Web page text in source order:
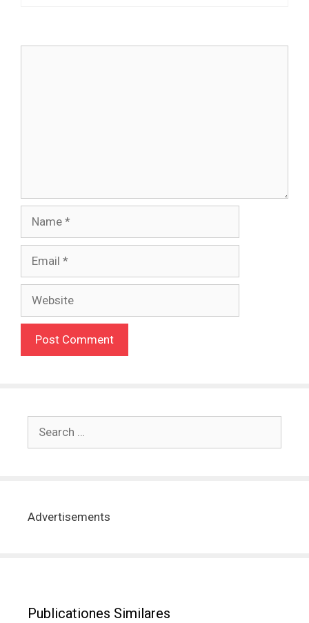
Advertisements
Publicationes Similares